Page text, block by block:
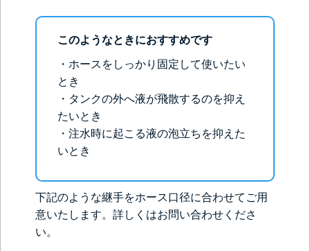
このようなときにおすすめです
・ホースをしっかり固定して使いたい
とき
・タンクの外へ液が飛散するのを抑え
たいとき
・注水時に起こる液の泡立ちを抑えた
いとき
下記のような継手をホース口径に合わせてご用
意いたします。詳しくはお問い合わせくださ
い。